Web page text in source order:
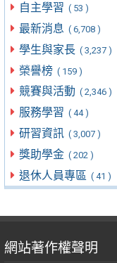
自主學習 ( 53 )
最新消息 ( 6,708 )
學生與家長 ( 3,237 )
榮譽榜 ( 159 )
競賽與活動 ( 2,346 )
服務學習 ( 44 )
研習資訊 ( 3,007 )
獎助學金 ( 202 )
退休人員專區 ( 41 )
網站著作權聲明